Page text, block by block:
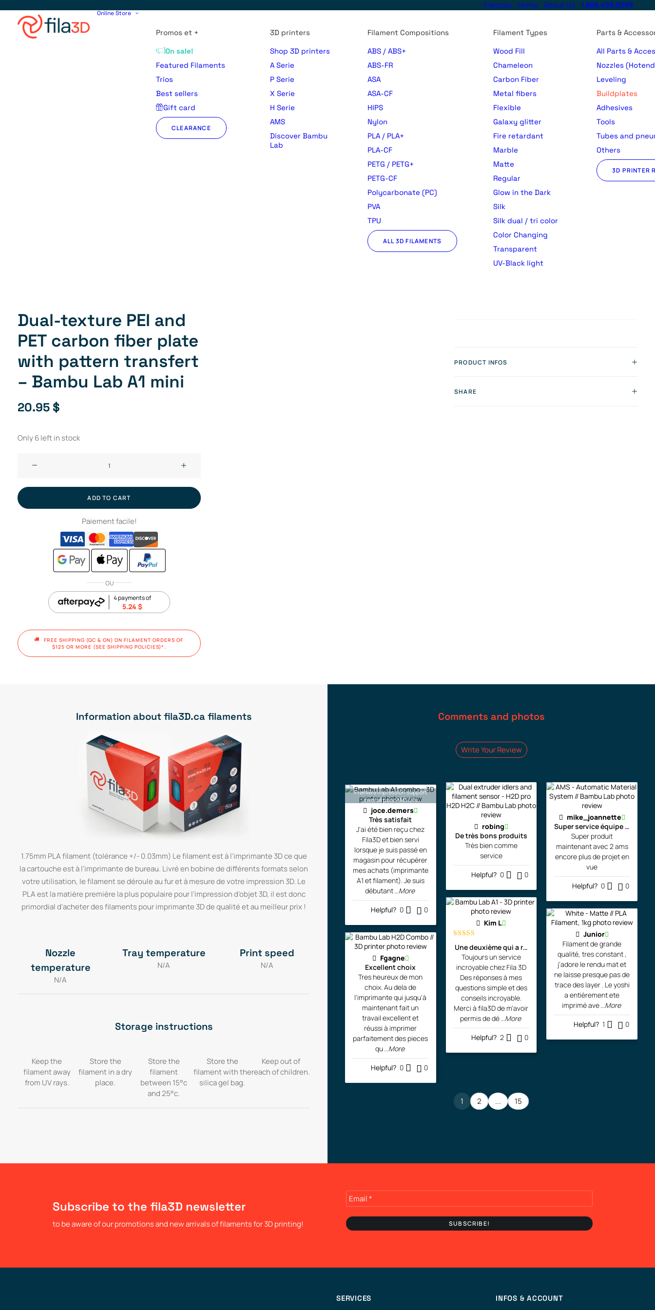
Français Home About Us 1.888.499.9299
Online Store
Promos et +
On sale!
Featured Filaments
Trios
Best sellers
Gift card
CLEARANCE
3D printers
Shop 3D printers
A Serie
P Serie
X Serie
H Serie
AMS
Discover Bambu
Lab
Filament Compositions
ABS / ABS+
ABS-FR
ASA
ASA-CF
HIPS
Nylon
PLA / PLA+
PLA-CF
PETG / PETG+
PETG-CF
Polycarbonate (PC)
PVA
TPU
ALL 3D FILAMENTS
Filament Types
Wood Fill
Chameleon
Carbon Fiber
Metal fibers
Flexible
Galaxy glitter
Fire retardant
Marble
Matte
Regular
Glow in the Dark
Silk
Silk dual / tri color
Color Changing
Transparent
UV-Black light
Parts &
All Parts &
Nozzles
Leveling
Buildplates
Adhesives
Tools
Tubes and
Others
3D PRINTER
Dual-texture PEI and
PET carbon fiber plate
with pattern transfert
– Bambu Lab A1 mini
20.95$
Only 6 left in stock
and
PET
A1
mini
ADD TO CART
Paiement facile!
OU
4 payments of
5.24 $
FREE SHIPPING (QC & ON) ON FILAMENT ORDERS OF
$125 OR MORE (SEE SHIPPING POLICIES)*.
PRODUCT INFOS
SHARE
Information about fila3D.ca filaments
1.75mm PLA filament (tolérance +/- 0.03mm) Le filament est à l'imprimante 3D ce que
la cartouche est à l'imprimante de bureau. Livré en bobine de différents formats selon
votre utilisation, le filament se déroule au fur et à mesure de votre impression 3D. Le
PLA est la matière première la plus populaire pour l’impression d'objet 3D, il est donc
primordial d'acheter des filaments pour imprimante 3D de qualité et au meilleur prix !
Nozzle
temperature
N/A
Tray temperature
N/A
Print speed
N/A
Storage instructions
Keep the
filament away
from UV rays.
Store the
filament in a dry
place.
Store the
filament
between 15°c
and 25°c.
Store the
filament with the
silica gel bag.
Keep out of
reach of children.
Comments and photos
Write Your Review
Première impression support
inversé pour AMS Lite
joce.demers
Très satisfait
J'ai été bien reçu chez
Fila3D et bien servi
lorsque je suis passé en
magasin pour récupérer
mes achats (imprimante
A1 et filament). Je suis
débutant...More
Helpful? 0 0
Fgagne
Excellent choix
Tres heureux de mon
choix. Au dela de
l'imprimante qui jusqu'à
maintenant fait un
travail excellent et
réussi à imprimer
parfaitement des pieces
qu...More
Helpful? 0 0
robing
De très bons produits
Très bien comme
service
Helpful? 0 0
Kim L
Rated
out
of 5
Une deuxième qui a rejoint l'atelier de l'artiste!
Toujours un service
incroyable chez Fila 3D
Des réponses à mes
questions simple et des
conseils incroyable.
Merci à fila3D de m'avoir
permis de dé...More
Helpful? 2 0
mike_joannette
Super service équipe la pour
Super produit
maintenant avec 2 ams
encore plus de projet en
vue
Helpful? 0 0
Junior
Filament de grande
qualité, tres constant ,
j'adore le rendu mat et
ne laisse presque pas de
trace des layer . Le yoshi
a entièrement ete
imprimé ave...More
Helpful? 1 0
1 2 ... 15
Subscribe to the fila3D newsletter
to be aware of our promotions and new arrivals of filaments for 3D printing!
SERVICES INFOS & ACCOUNT